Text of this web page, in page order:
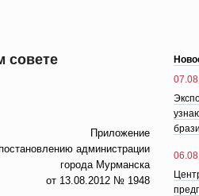
совете
Приложение
администрации
города Мурманска
от 13.08.2012 № 1948